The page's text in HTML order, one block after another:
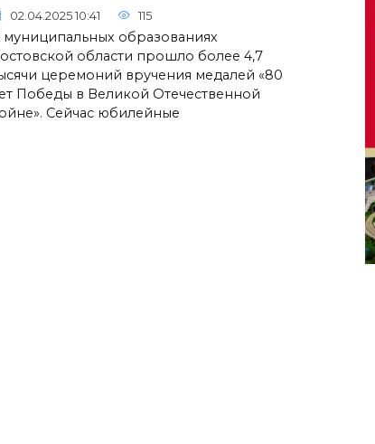
02.04.2025 10:41 115
муниципальных образованиях
области прошло более 4,7
церемоний вручения медалей «80
Победы в Великой Отечественной
Сейчас юбилейные